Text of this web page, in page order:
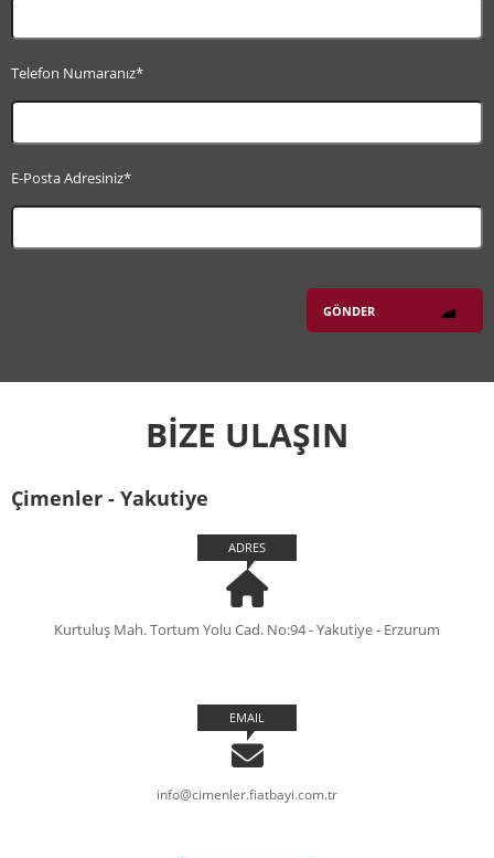
Telefon Numaranız*
E-Posta Adresiniz*
BİZE ULAŞIN
Çimenler - Yakutiye
ADRES
Kurtuluş Mah. Tortum Yolu Cad. No:94 - Yakutiye - Erzurum
EMAIL
info@cimenler.fiatbayi.com.tr